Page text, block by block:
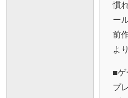
慣
ー
前
よ
■ゲ
プ